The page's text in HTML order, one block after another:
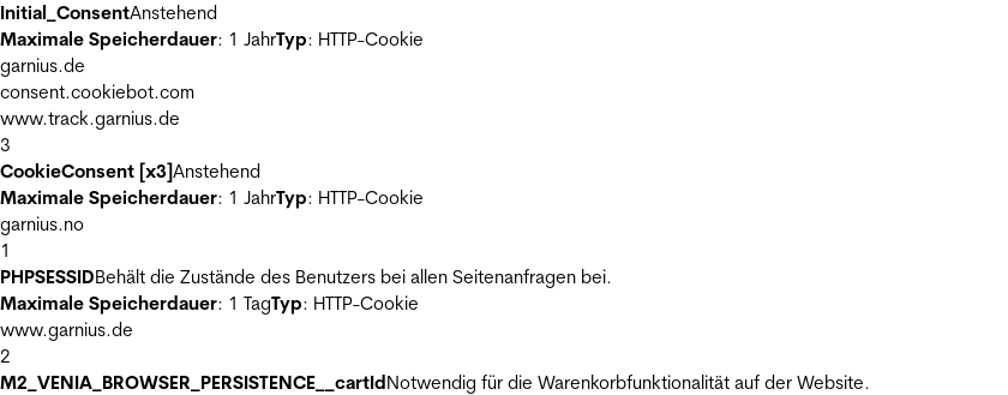
Initial_ConsentAnstehend
Maximale Speicherdauer: 1 JahrTyp: HTTP-Cookie
garnius.de
consent.cookiebot.com
www.track.garnius.de
3
CookieConsent [x3]Anstehend
Maximale Speicherdauer: 1 JahrTyp: HTTP-Cookie
garnius.no
1
PHPSESSIDBehält die Zustände des Benutzers bei allen Seitenanfragen bei.
Maximale Speicherdauer: 1 TagTyp: HTTP-Cookie
www.garnius.de
2
M2_VENIA_BROWSER_PERSISTENCE__cartIdNotwendig für die Warenkorbfunktionalität auf der Website.